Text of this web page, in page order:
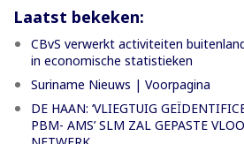
Laatst bekeken:
CBvS verwerkt activiteiten
in economische statistieken
Suriname Nieuws | Voorpagina
DE HAAN: ‘VLIEGTUIG
PBM- AMS’ SLM ZAL GEPASTE